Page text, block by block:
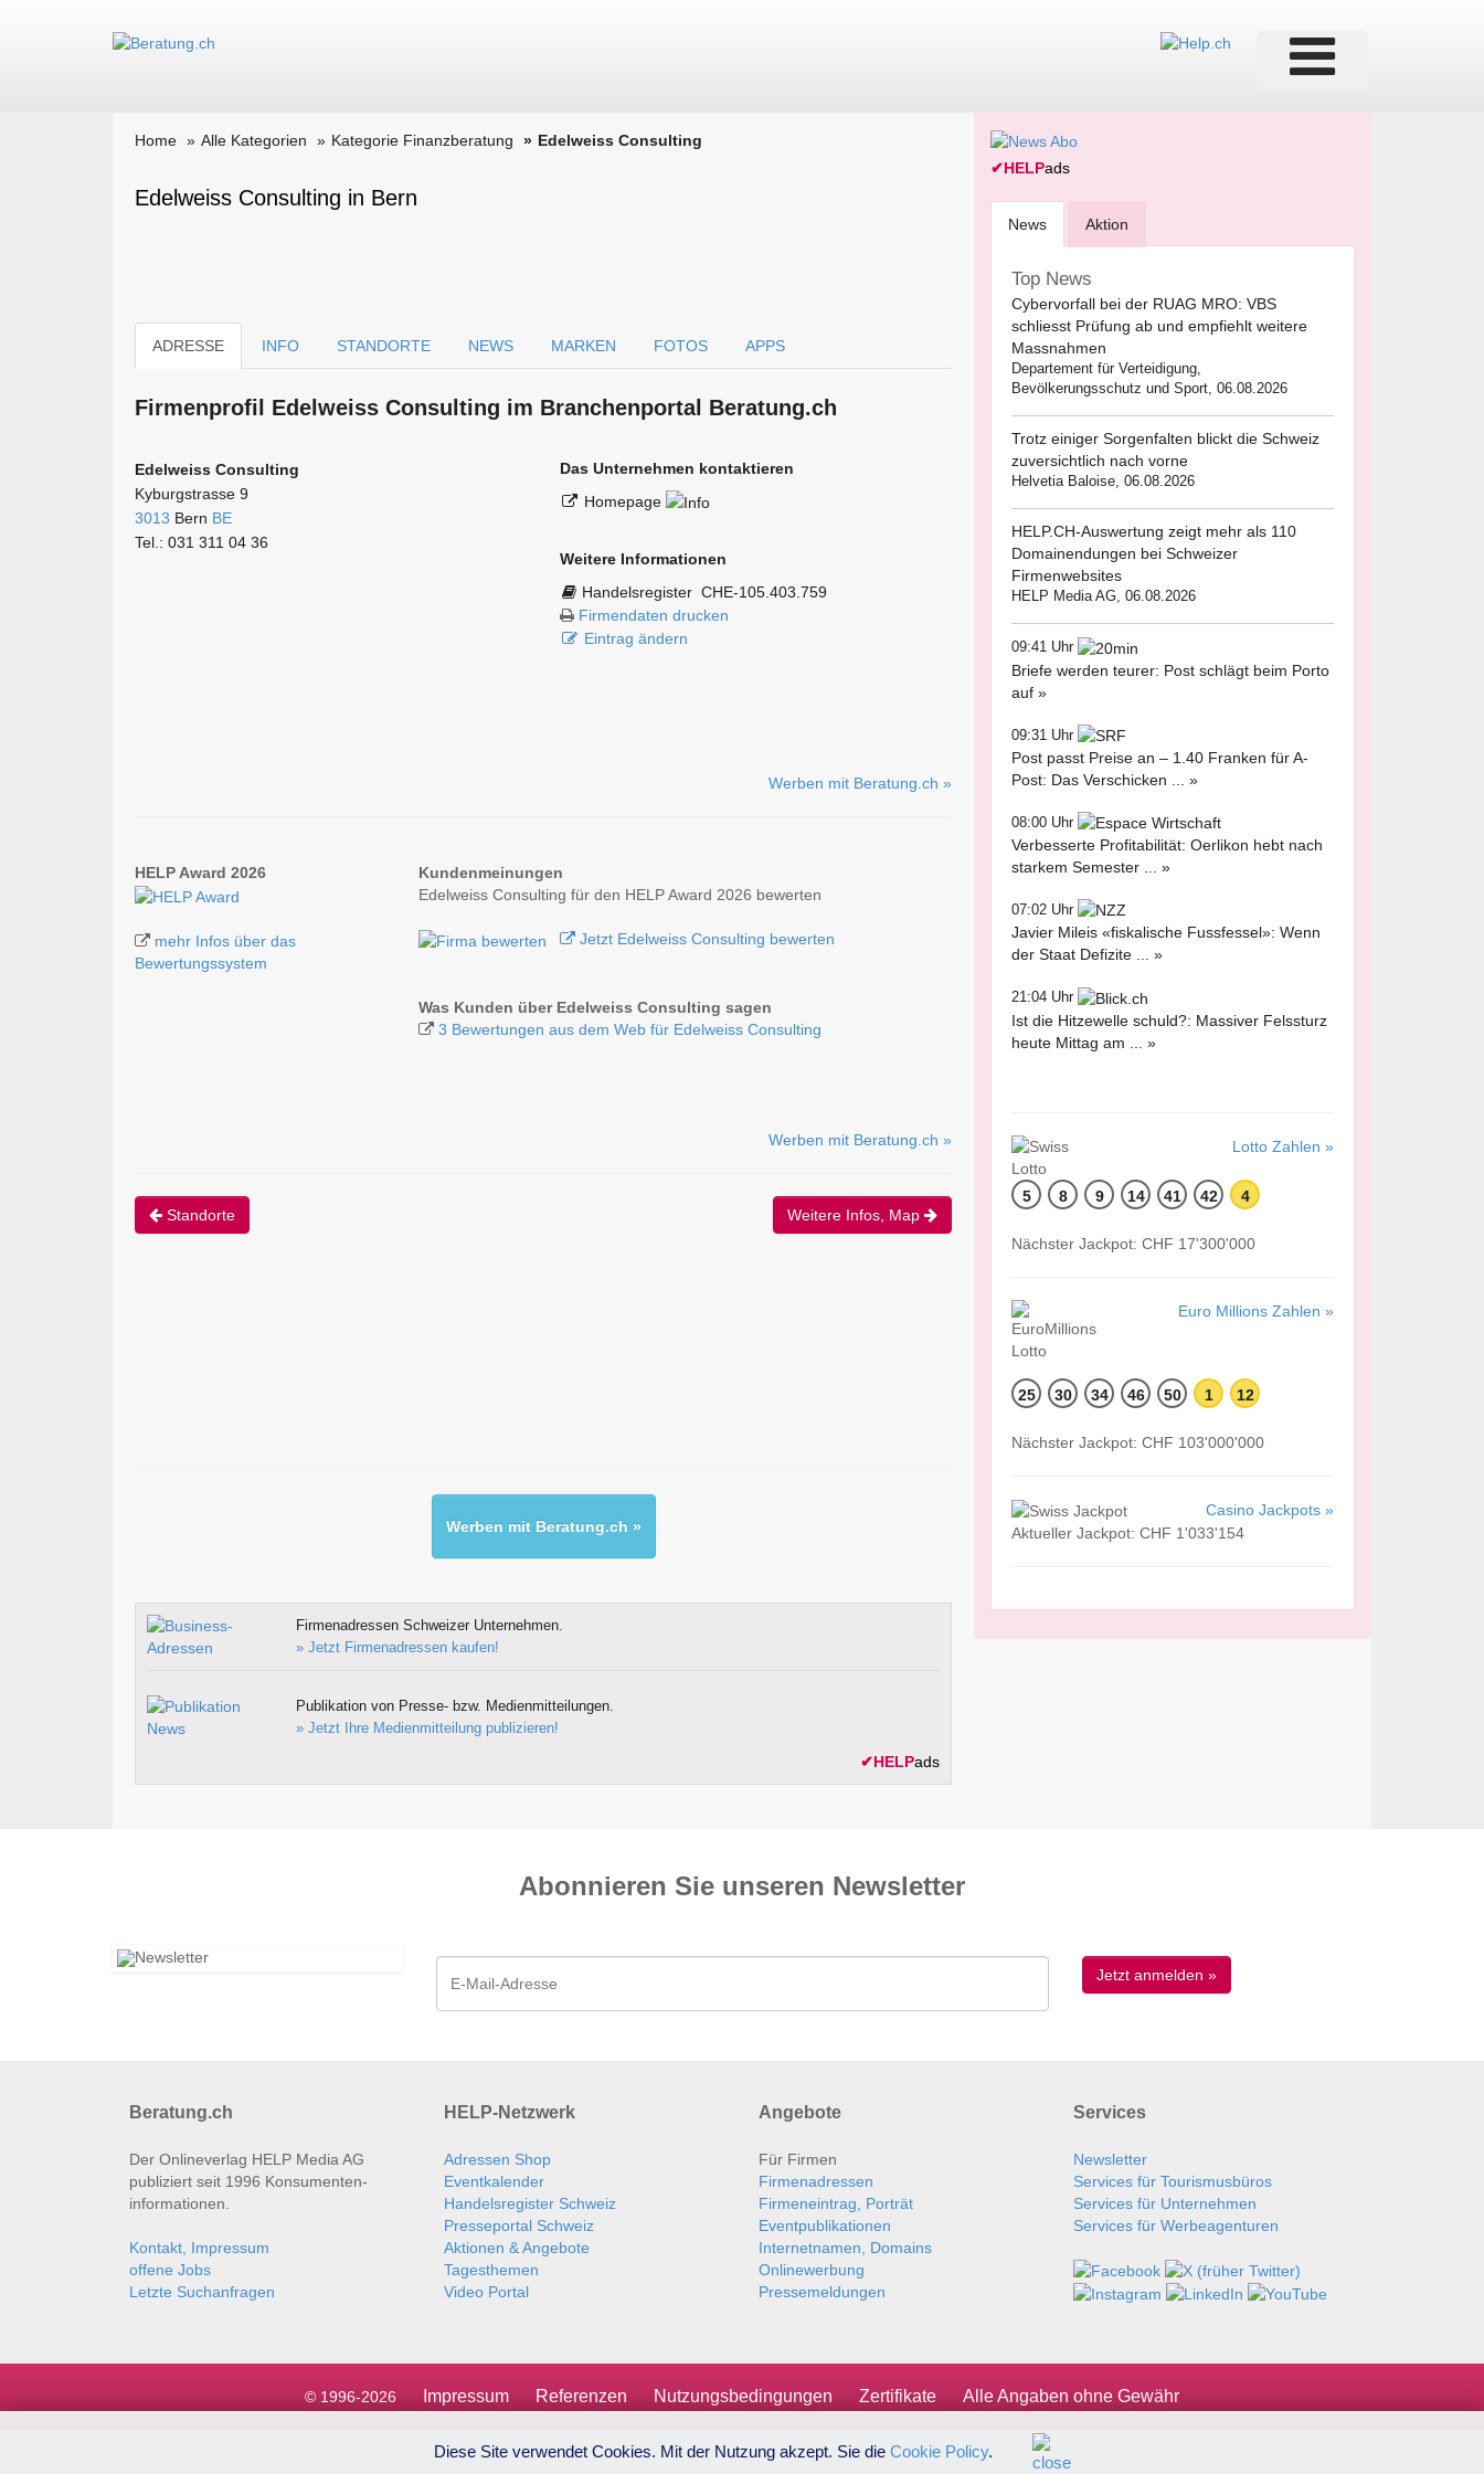
Home Alle Kategorien Kategorie Finanzberatung Edelweiss Consulting
Edelweiss Consulting in Bern
ADRESSE INFO STANDORTE NEWS MARKEN FOTOS APPS
Firmen­profil Edelweiss Consulting im Branchen­portal Beratung.ch
Edelweiss Consulting
Kyburgstrasse 9
3013 Bern BE
Tel.: 031 311 04 36
Das Unternehmen kontaktieren
Homepage
Weitere Informationen
Handelsregister CHE-105.403.759
Firmendaten drucken
Eintrag ändern
Werben mit Beratung.ch »
HELP Award 2026
mehr Infos über das
Bewertungssystem
Kundenmeinungen
Edelweiss Consulting für den HELP Award 2026 bewerten
Jetzt Edelweiss Consulting bewerten
Was Kunden über Edelweiss Consulting sagen
3 Bewertungen aus dem Web für Edelweiss Consulting
Werben mit Beratung.ch »
Standorte Weitere Infos, Map
Werben mit Beratung.ch »
Firmenadressen Schweizer Unternehmen.
» Jetzt Firmenadressen kaufen!
Publikation von Presse- bzw. Medienmitteilungen.
» Jetzt Ihre Medienmitteilung publizieren!
✔HELPads
✔HELPads
News Aktion
Top News
Cybervorfall bei der RUAG MRO: VBS
schliesst Prüfung ab und empfiehlt weitere
Massnahmen
Departement für Verteidigung,
Bevölkerungsschutz und Sport, 06.08.2026
Trotz einiger Sorgenfalten blickt die Schweiz
zuversichtlich nach vorne
Helvetia Baloise, 06.08.2026
HELP.CH-Auswertung zeigt mehr als 110
Domainendungen bei Schweizer
Firmenwebsites
HELP Media AG, 06.08.2026
09:41 Uhr
Briefe werden teurer: Post schlägt beim Porto
auf »
09:31 Uhr
Post passt Preise an – 1.40 Franken für A-
Post: Das Verschicken ... »
08:00 Uhr
Verbesserte Profitabilität: Oerlikon hebt nach
starkem Semester ... »
07:02 Uhr
Javier Mileis «fiskalische Fussfessel»: Wenn
der Staat Defizite ... »
21:04 Uhr
Ist die Hitzewelle schuld?: Massiver Felssturz
heute Mittag am ... »
Lotto Zahlen »
5 8 9 14 41 42 4
Nächster Jackpot: CHF 17'300'000
Euro Millions Zahlen »
25 30 34 46 50 1 12
Nächster Jackpot: CHF 103'000'000
Casino Jackpots »
Aktueller Jackpot: CHF 1'033'154
Abonnieren Sie unseren News­letter
Beratung.ch
Der Onlineverlag HELP Media AG
publiziert seit 1996 Konsumenten­
informationen.
Kontakt, Impressum
offene Jobs
Letzte Suchanfragen
HELP-Netzwerk
Adressen Shop
Eventkalender
Handelsregister Schweiz
Presseportal Schweiz
Aktionen & Angebote
Tagesthemen
Video Portal
Angebote
Für Firmen
Firmenadressen
Firmeneintrag, Porträt
Eventpublikationen
Internetnamen, Domains
Onlinewerbung
Pressemeldungen
Services
Newsletter
Services für Tourismusbüros
Services für Unternehmen
Services für Werbeagenturen
© 1996-2026 Impressum Referenzen Nutzungsbedingungen Zertifikate Alle Angaben ohne Gewähr
Diese Site verwendet Cookies. Mit der Nutzung akzept. Sie die Cookie Policy.